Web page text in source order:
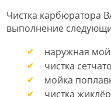
Чистка карбюратора
выполнение
наружная
чистка
мойка
чистка